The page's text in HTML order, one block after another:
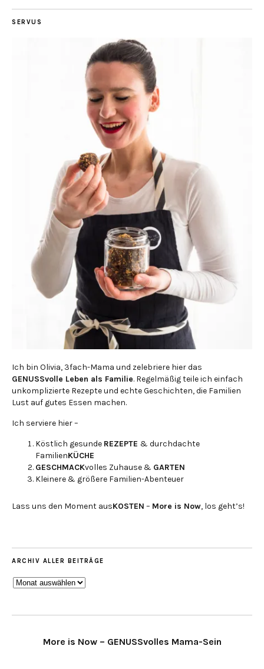
SERVUS
Ich bin Olivia, 3fach-Mama und zelebriere hier das
GENUSSvolle Leben als Familie. Regelmäßig teile ich einfach
unkomplizierte Rezepte und echte Geschichten, die Familien
Lust auf gutes Essen machen.
Ich serviere hier –
Köstlich gesunde REZEPTE & durchdachte
FamilienKÜCHE
GESCHMACKvolles Zuhause & GARTEN
Kleinere & größere Familien-Abenteuer
Lass uns den Moment ausKOSTEN – More is Now, los geht’s!
ARCHIV ALLER BEITRÄGE
ARCHIV
More is Now – GENUSSvolles Mama-Sein